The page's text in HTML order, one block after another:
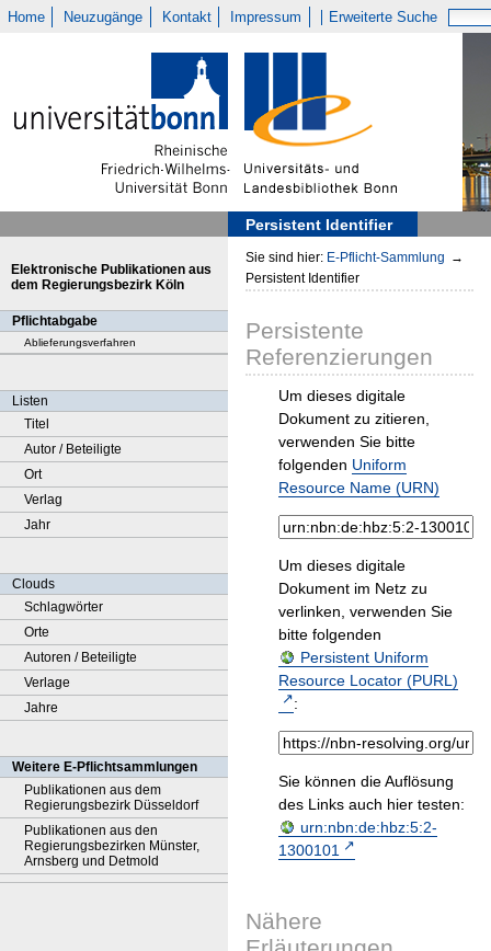
Home Neuzugänge Kontakt Impressum Erweiterte Suche
Persistent Identifier
Elektronische Publikationen aus
dem Regierungsbezirk Köln
Pflichtabgabe
Ablieferungsverfahren
Listen
Titel
Autor / Beteiligte
Ort
Verlag
Jahr
Clouds
Schlagwörter
Orte
Autoren / Beteiligte
Verlage
Jahre
Weitere E-Pflichtsammlungen
Publikationen aus dem
Regierungsbezirk Düsseldorf
Publikationen aus den
Regierungsbezirken Münster,
Arnsberg und Detmold
Sie sind hier: E-Pflicht-Sammlung →
Persistent Identifier
Persistente
Referenzierungen
Um dieses digitale
Dokument zu zitieren,
verwenden Sie bitte
folgenden Uniform
Resource Name (URN)
Um dieses digitale
Dokument im Netz zu
verlinken, verwenden Sie
bitte folgenden
Persistent Uniform
Resource Locator (PURL)
:
Sie können die Auflösung
des Links auch hier testen:
urn:nbn:de:hbz:5:2-
1300101
Nähere